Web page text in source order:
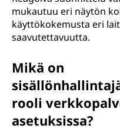
mukautuu eri näytön
käyttökokemusta eri
saavutettavuutta.
Mikä on
rooli
asetuksissa?